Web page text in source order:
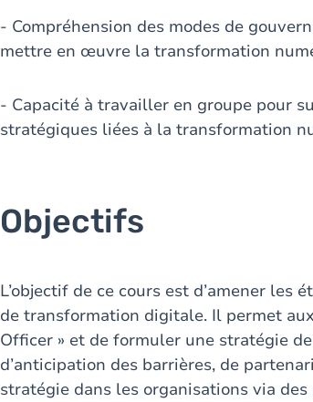
- Compréhension des modes de
mettre en œuvre la transformation
- Capacité à travailler en groupe pour
stratégiques liées à la transformation
Objectifs
L’objectif de ce cours est d’amener
de transformation digitale. Il permet
Officer » et de formuler une stratégie
d’anticipation des barrières, de
stratégie dans les organisations via